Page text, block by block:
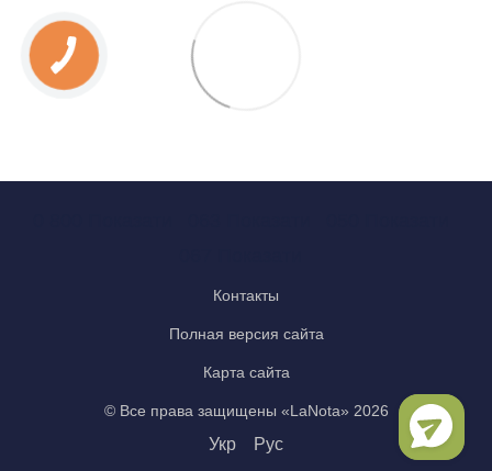
Контакты
Полная версия сайта
Карта сайта
© Все права защищены «LaNota» 2026
Укр Рус